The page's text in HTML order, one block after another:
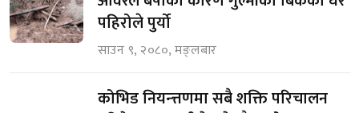
पहिरोले पुर्यो
साउन ९, २०८०, मङ्लबार
कोभिड नियन्त्तणमा सबै शक्ति परिचालन